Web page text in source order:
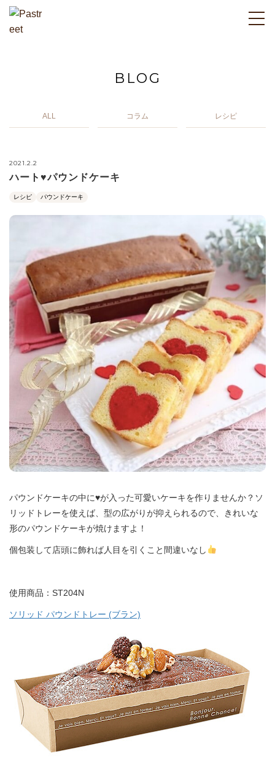
BLOG
ALL コラム レシピ
2021.2.2
ハート♥パウンドケーキ
レシピ パウンドケーキ
パウンドケーキの中に♥が入った可愛いケーキを作りませんか？ソ
リッドトレーを使えば、型の広がりが抑えられるので、きれいな
形のパウンドケーキが焼けますよ！
個包装して店頭に飾れば人目を引くこと間違いなし
使用商品：ST204N
ソリッド パウンドトレー (ブラン)